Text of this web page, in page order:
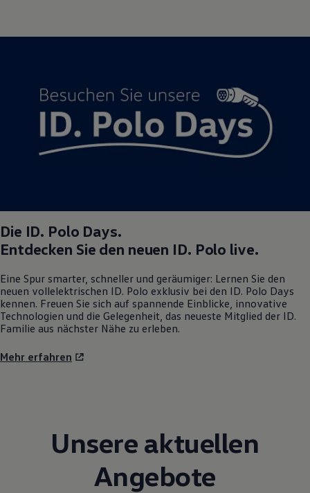
Die ID. Polo Days.
Entdecken Sie den neuen ID. Polo live.
Eine Spur smarter, schneller und geräumiger: Lernen Sie den
neuen vollelektrischen ID. Polo exklusiv bei den ID. Polo Days
kennen. Freuen Sie sich auf spannende Einblicke, innovative
Technologien und die Gelegenheit, das neueste Mitglied der ID.
Familie aus nächster Nähe zu erleben.
Mehr erfahren
Unsere aktuellen
Angebote